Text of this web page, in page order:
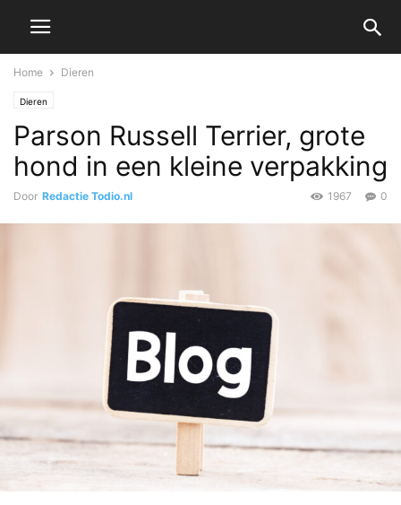
Home Dieren
Dieren
Parson Russell Terrier, grote
hond in een kleine verpakking
Door Redactie Todio.nl 0
1967